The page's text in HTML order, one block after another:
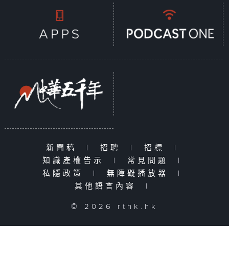
新聞稿 | 招聘 | 招標
|
知識產權告示
| 常見問題
|
私隱政策
| 無障礙播放器
|
其他語言內容
|
© 2026 rthk.hk